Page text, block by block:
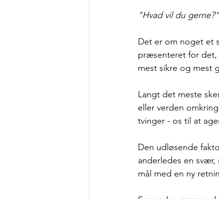
"Hvad vil du gerne?”
Det er om noget et
præsenteret for det,
mest sikre og mest
Langt det meste
eller verden
tvinger - os til at
Den udløsende
anderledes en
mål med en ny